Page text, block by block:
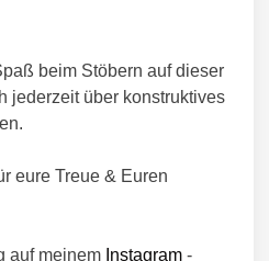
beim Stöbern auf dieser
jederzeit über konstruktives
eure Treue & Euren
auf meinem Instagram -